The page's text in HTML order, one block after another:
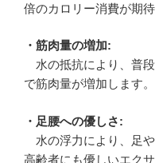
倍のカロリー消費が期待
・筋肉量の増加:
水の抵抗により、普
で筋肉量が増加します。
・足腰への優しさ:
水の浮力により、足
高齢者にも優しいエク